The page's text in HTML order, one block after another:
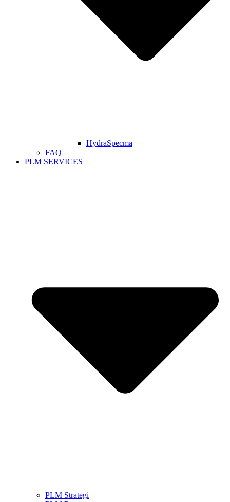
HydraSpecma
FAQ
PLM SERVICES
PLM Strategi